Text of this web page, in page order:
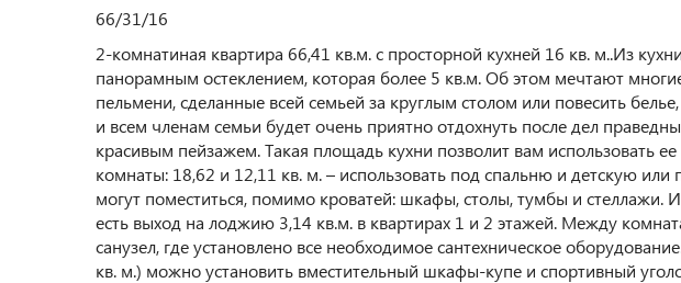
66/31/16
2-комнатиная квартира 66,41 кв.м. с просторной кухней 16 кв. м..Из
панорамным остеклением, которая более 5 кв.м. Об этом мечтают
пельмени, сделанные всей семьей за круглым столом или повесить
и всем членам семьи будет очень приятно отдохнуть после дел
красивым пейзажем. Такая площадь кухни позволит вам использовать
комнаты: 18,62 и 12,11 кв. м. – использовать под спальню и детскую или
могут поместиться, помимо кроватей: шкафы, столы, тумбы и
есть выход на лоджию 3,14 кв.м. в квартирах 1 и 2 этажей. Между
санузел, где установлено все необходимое сантехническое
кв. м.) можно установить вместительный шкафы-купе и спортивный